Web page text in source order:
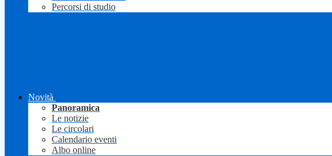
Percorsi di studio
Novità
Panoramica
Le notizie
Le circolari
Calendario eventi
Albo online